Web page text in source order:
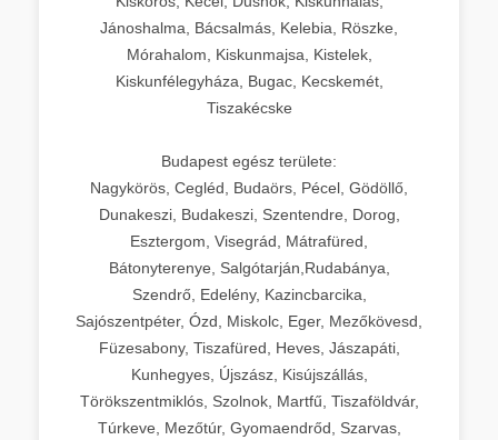
Jánoshalma, Bácsalmás, Kelebia, Röszke,
Mórahalom, Kiskunmajsa, Kistelek,
Kiskunfélegyháza, Bugac, Kecskemét,
Tiszakécske
Budapest egész területe:
Nagykörös, Cegléd, Budaörs, Pécel, Gödöllő,
Dunakeszi, Budakeszi, Szentendre, Dorog,
Esztergom, Visegrád, Mátrafüred,
Bátonyterenye, Salgótarján,Rudabánya,
Szendrő, Edelény, Kazincbarcika,
Sajószentpéter, Ózd, Miskolc, Eger, Mezőkövesd,
Füzesabony, Tiszafüred, Heves, Jászapáti,
Kunhegyes, Újszász, Kisújszállás,
Törökszentmiklós, Szolnok, Martfű, Tiszaföldvár,
Túrkeve, Mezőtúr, Gyomaendrőd, Szarvas,